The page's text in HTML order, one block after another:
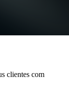
clientes com